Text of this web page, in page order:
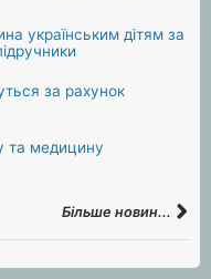
українським дітям за
за рахунок
та медицину
Більше новин...